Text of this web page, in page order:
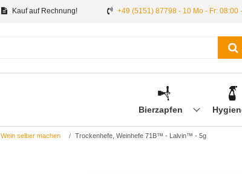
Kauf auf Rechnung! +49 (5151) 87798 - 10 Mo - Fr: 08:00
Bierzapfen
Wein selber machen Trockenhefe, Weinhefe 71B™ - Lalvin™ - 5g